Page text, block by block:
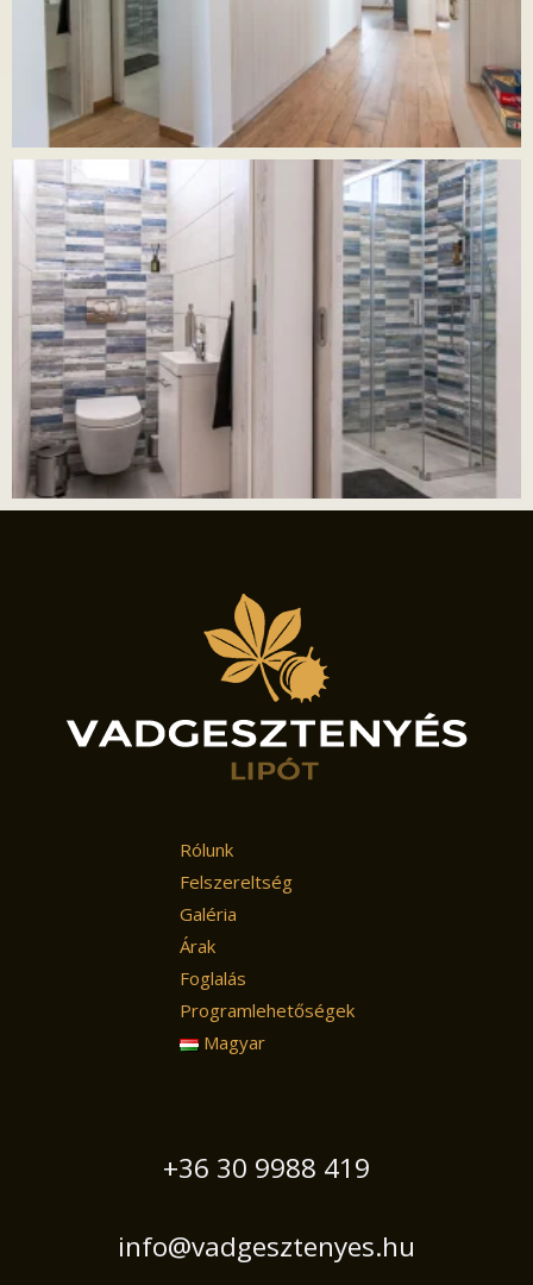
Rólunk
Felszereltség
Galéria
Árak
Foglalás
Programlehetőségek
Magyar
+36 30 9988 419
info@vadgesztenyes.hu